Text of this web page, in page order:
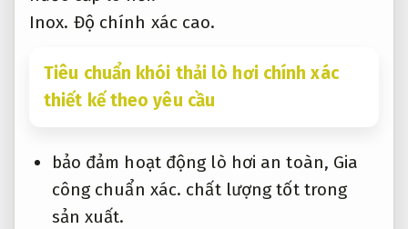
Inox. Độ chính xác cao.
Tiêu chuẩn khói thải lò hơi chính xác
thiết kế theo yêu cầu
bảo đảm hoạt động lò hơi an toàn, Gia
công chuẩn xác. chất lượng tốt trong
sản xuất.